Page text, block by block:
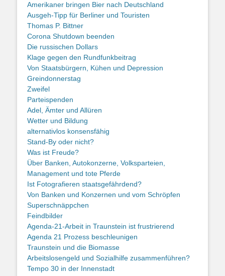
Amerikaner bringen Bier nach Deutschland
Ausgeh-Tipp für Berliner und Touristen
Thomas P. Bittner
Corona Shutdown beenden
Die russischen Dollars
Klage gegen den Rundfunkbeitrag
Von Staatsbürgern, Kühen und Depression
Greindonnerstag
Zweifel
Parteispenden
Adel, Ämter und Allüren
Wetter und Bildung
alternativlos konsensfähig
Stand-By oder nicht?
Was ist Freude?
Über Banken, Autokonzerne, Volksparteien,
Management und tote Pferde
Ist Fotografieren staatsgefährdend?
Von Banken und Konzernen und vom Schröpfen
Superschnäppchen
Feindbilder
Agenda-21-Arbeit in Traunstein ist frustrierend
Agenda 21 Prozess beschleunigen
Traunstein und die Biomasse
Arbeitslosengeld und Sozialhilfe zusammenführen?
Tempo 30 in der Innenstadt